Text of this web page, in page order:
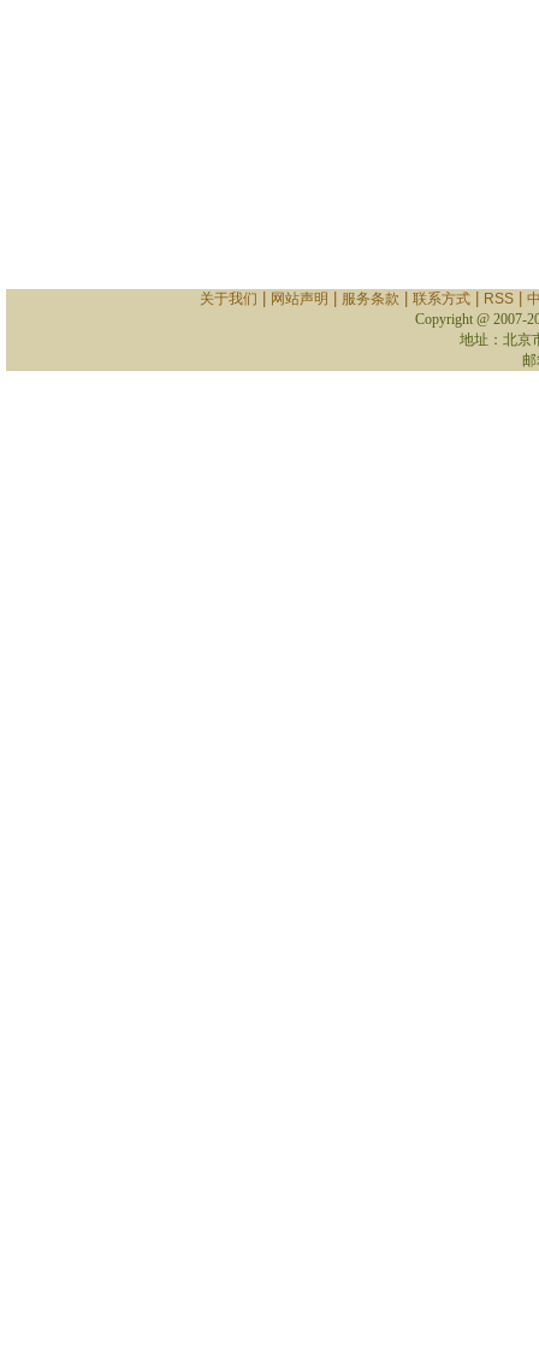
关于我们 网站声明 服务条款 联系方式 RSS
Copyright @ 2007-
地址：北京
邮